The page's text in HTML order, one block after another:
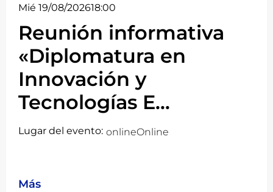
Mié 19/08/202618:00
Reunión informativa
«Diplomatura en
Innovación y
Tecnologías E...
Lugar del evento: onlineOnline
Más